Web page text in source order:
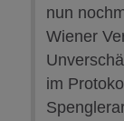
nun
Wiener
im